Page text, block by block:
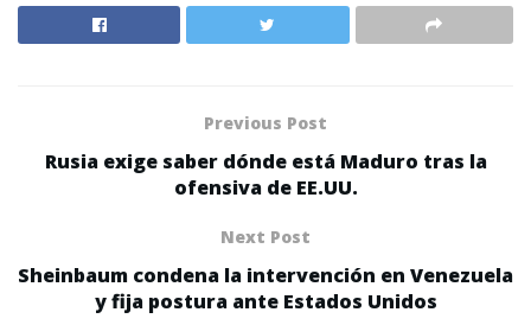
Previous Post
Rusia exige saber dónde está Maduro tras la
ofensiva de EE.UU.
Next Post
Sheinbaum condena la intervención en Venezuela
y fija postura ante Estados Unidos